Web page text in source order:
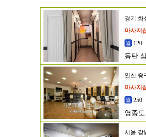
경기 화
마사지
120
동탄
인천 중
마사지
250
영종
서울 강